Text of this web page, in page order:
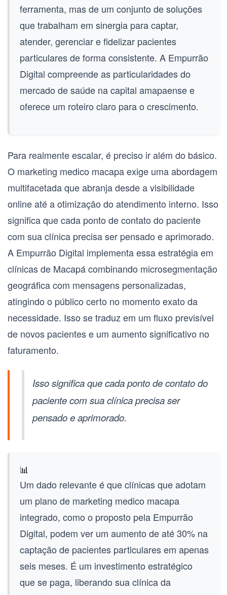
ferramenta, mas de um conjunto de soluções
que trabalham em sinergia para captar,
atender, gerenciar e fidelizar pacientes
particulares de forma consistente. A Empurrão
Digital compreende as particularidades do
mercado de saúde na capital amapaense e
oferece um roteiro claro para o crescimento.
Para realmente escalar, é preciso ir além do básico.
O marketing medico macapaexige uma abordagem
multifacetada que abranja desde a visibilidade
online até a otimização do atendimento interno. Isso
significa que cada ponto de contato do paciente
com sua clínica precisa ser pensado e aprimorado.
A Empurrão Digital implementa essa estratégia em
clínicas de Macapá combinando microsegmentação
geográfica com mensagens personalizadas,
atingindo o público certo no momento exato da
necessidade. Isso se traduz em um fluxo previsível
de novos pacientes e um aumento significativo no
faturamento.
Isso significa que cada ponto de contato do
paciente com sua clínica precisa ser
pensado e aprimorado.
📊
Um dado relevante é que clínicas que adotam
um plano de marketing medico macapa
integrado, como o proposto pela Empurrão
Digital, podem ver um aumento de até 30% na
captação de pacientes particulares em apenas
seis meses. É um investimento estratégico
que se paga, liberando sua clínica da